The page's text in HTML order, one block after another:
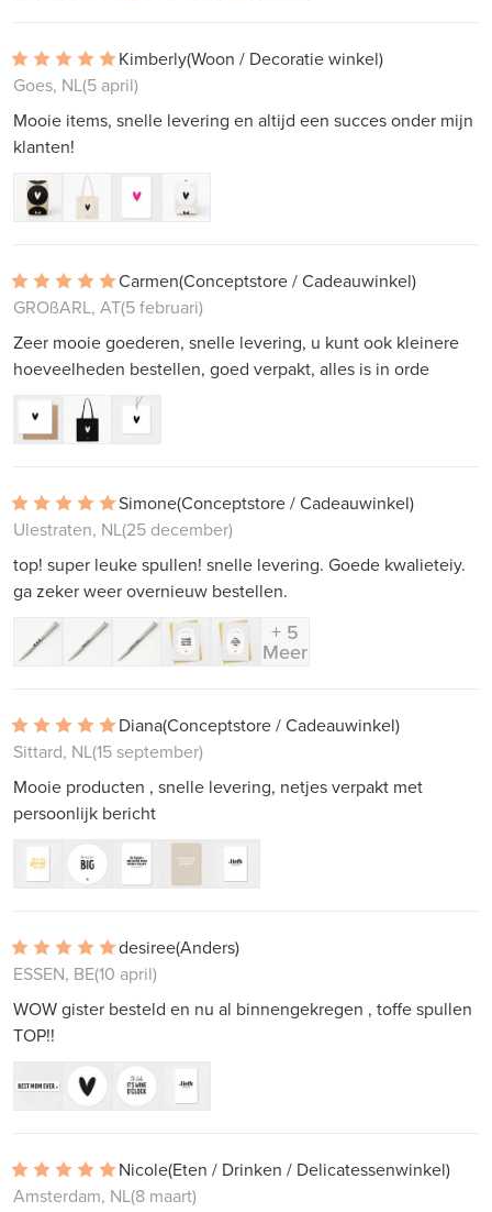
Kimberly(Woon / Decoratie winkel)
Goes, NL(5 april)
Mooie items, snelle levering en altijd een succes onder mijn
klanten!
Carmen(Conceptstore / Cadeauwinkel)
GROßARL, AT(5 februari)
Zeer mooie goederen, snelle levering, u kunt ook kleinere
hoeveelheden bestellen, goed verpakt, alles is in orde
Simone(Conceptstore / Cadeauwinkel)
Ulestraten, NL(25 december)
top! super leuke spullen! snelle levering. Goede kwalieteiy.
ga zeker weer overnieuw bestellen.
+ 5
Meer
Diana(Conceptstore / Cadeauwinkel)
Sittard, NL(15 september)
Mooie producten , snelle levering, netjes verpakt met
persoonlijk bericht
desiree(Anders)
ESSEN, BE(10 april)
WOW gister besteld en nu al binnengekregen , toffe spullen
TOP!!
Nicole(Eten / Drinken / Delicatessenwinkel)
Amsterdam, NL(8 maart)